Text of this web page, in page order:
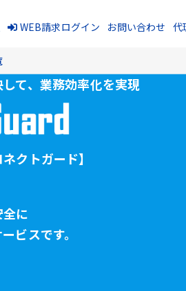
WEB請求ログイン お問い合わせ 代
て、 業務効率化を実現
クトガード】
に
ビスです。